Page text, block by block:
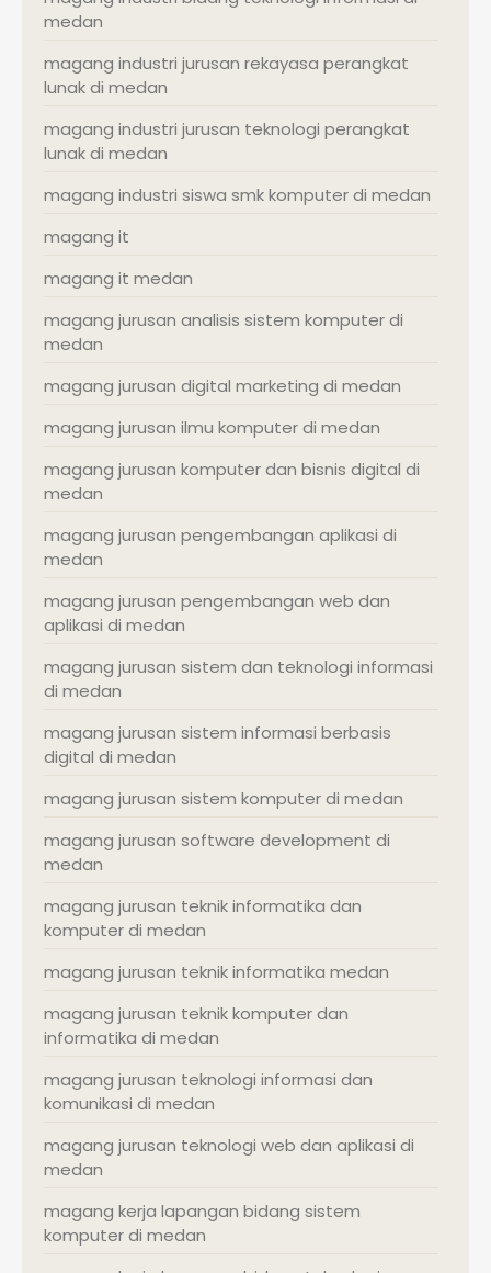
medan
magang industri jurusan rekayasa perangkat
lunak di medan
magang industri jurusan teknologi perangkat
lunak di medan
magang industri siswa smk komputer di medan
magang it
magang it medan
magang jurusan analisis sistem komputer di
medan
magang jurusan digital marketing di medan
magang jurusan ilmu komputer di medan
magang jurusan komputer dan bisnis digital di
medan
magang jurusan pengembangan aplikasi di
medan
magang jurusan pengembangan web dan
aplikasi di medan
magang jurusan sistem dan teknologi informasi
di medan
magang jurusan sistem informasi berbasis
digital di medan
magang jurusan sistem komputer di medan
magang jurusan software development di
medan
magang jurusan teknik informatika dan
komputer di medan
magang jurusan teknik informatika medan
magang jurusan teknik komputer dan
informatika di medan
magang jurusan teknologi informasi dan
komunikasi di medan
magang jurusan teknologi web dan aplikasi di
medan
magang kerja lapangan bidang sistem
komputer di medan